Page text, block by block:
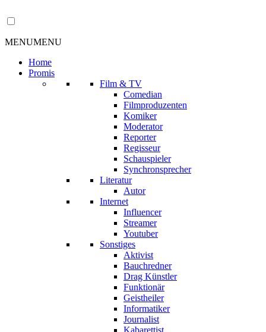
MENUMENU
Home
Promis
Film & TV
Comedian
Filmproduzenten
Komiker
Moderator
Reporter
Regisseur
Schauspieler
Synchronsprecher
Literatur
Autor
Internet
Influencer
Streamer
Youtuber
Sonstiges
Aktivist
Bauchredner
Drag Künstler
Funktionär
Geistheiler
Informatiker
Journalist
Kabarettist